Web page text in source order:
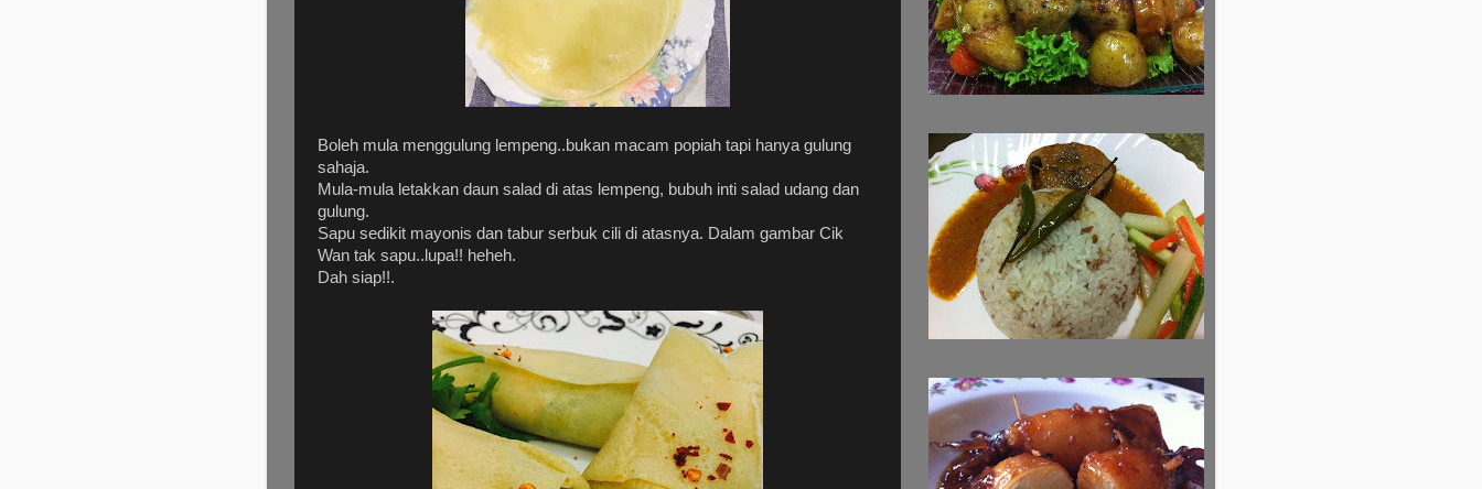
Boleh mula menggulung lempeng..bukan macam popiah tapi hanya gulung
sahaja.
Mula-mula letakkan daun salad di atas lempeng, bubuh inti salad udang dan
gulung.
Sapu sedikit mayonis dan tabur serbuk cili di atasnya. Dalam gambar Cik
Wan tak sapu..lupa!! heheh.
Dah siap!!.